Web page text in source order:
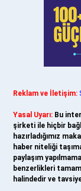
Reklam ve İletişim:
Yasal Uyarı: Bu
şirketi ile hiçbir
hazırladığımız
haber niteliği
paylaşım
benzerlikleri
halindedir ve